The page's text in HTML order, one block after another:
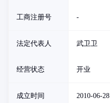
工商注册号 -
法定代表人 武卫卫
经营状态 开业
成立时间 2010-06-28